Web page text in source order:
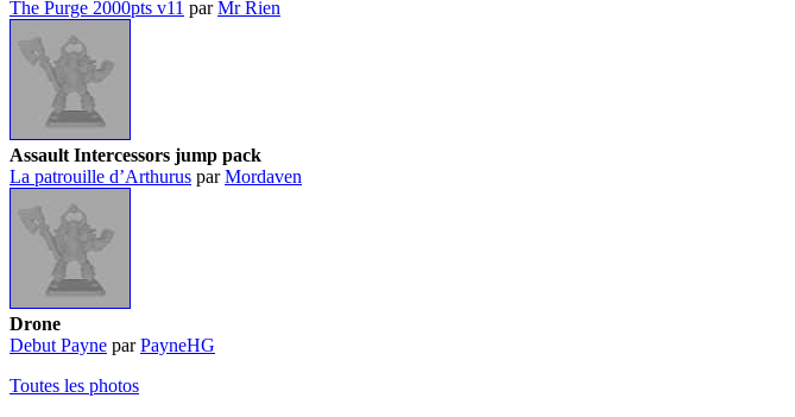
The Purge 2000pts v11 parMr Rien
Assault Intercessors jump pack
La patrouille d’Arthurus parMordaven
Drone
Debut Payne parPayneHG
Toutes les photos